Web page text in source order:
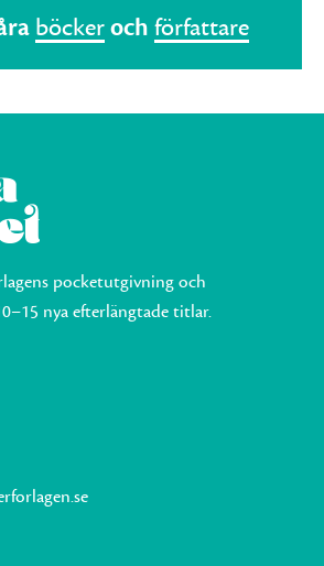
böckeroch författare
pocketutgivning och
nya efterlängtade titlar.